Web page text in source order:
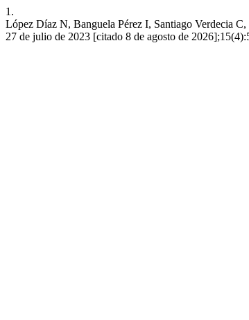
1.
López Díaz N, Banguela Pérez I, Santiago Verdecia
27 de julio de 2023 [citado 8 de agosto de